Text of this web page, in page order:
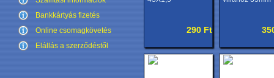
Bankkártyás fizetés
Online csomagkövetés
Elállás a szerződéstől
290 Ft